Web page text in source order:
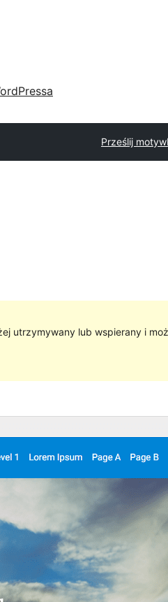
Prześlij motyw
utrzymywany lub wspierany i
Wersja
Aktywne
Wersja PHP
Strona